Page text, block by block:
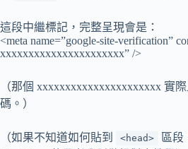
這段中繼標記，完整呈現會是：
<meta name=”google-site-verification”
xxxxxxxxxxxxxxxxxxxxxx” />
（那個 xxxxxxxxxxxxxxxxxxxxxx 實
碼。）
（如果不知道如何貼到 <head>
區段